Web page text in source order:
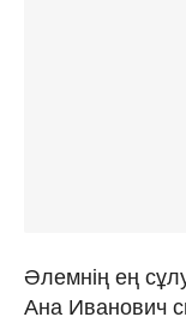
Әлемнің ең
Ана Иванович